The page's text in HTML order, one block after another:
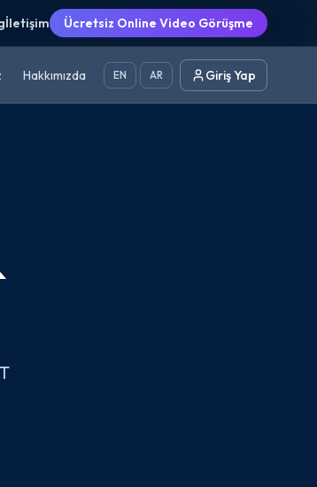
İletişim Ücretsiz Online Video Görüşme
Hakkımızda EN AR Giriş Yap